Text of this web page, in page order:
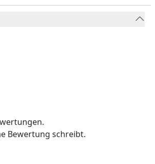
Bewertung schreibt.